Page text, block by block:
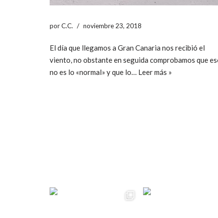
porC.C. noviembre 23, 2018
El día que llegamos a Gran Canaria nos recibió el
viento, no obstante en seguida comprobamos que
no es lo «normal» y que lo… Leer más »